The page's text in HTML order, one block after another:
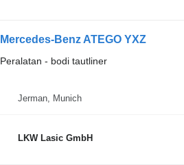
Mercedes-Benz ATEGO YXZ
Peralatan - bodi tautliner
Jerman, Munich
LKW Lasic GmbH